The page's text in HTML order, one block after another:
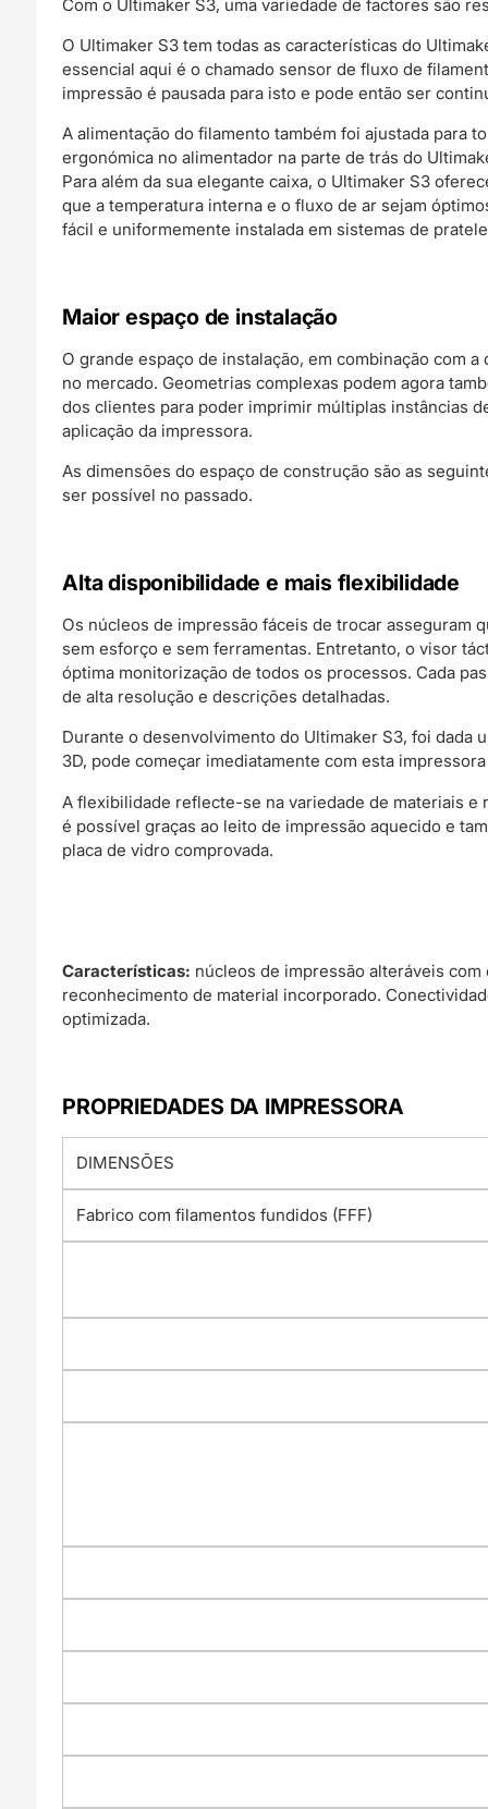
Com o Ultimaker S3, uma variedade de factores são
O Ultimaker S3 tem todas as características do
essencial aqui é o chamado sensor de fluxo de
impressão é pausada para isto e pode então ser
A alimentação do filamento também foi ajustada para
ergonómica no alimentador na parte de trás do
Para além da sua elegante caixa, o Ultimaker S3
que a temperatura interna e o fluxo de ar sejam
fácil e uniformemente instalada em sistemas de
Maior espaço de instalação
O grande espaço de instalação, em combinação com
no mercado. Geometrias complexas podem agora
dos clientes para poder imprimir múltiplas instâncias
aplicação da impressora.
As dimensões do espaço de construção são as
ser possível no passado.
Alta disponibilidade e mais flexibilidade
Os núcleos de impressão fáceis de trocar asseguram
sem esforço e sem ferramentas. Entretanto, o visor
óptima monitorização de todos os processos. Cada
de alta resolução e descrições detalhadas.
Durante o desenvolvimento do Ultimaker S3, foi dada
3D, pode começar imediatamente com esta
A flexibilidade reflecte-se na variedade de materiais e
é possível graças ao leito de impressão aquecido e
placa de vidro comprovada.
Características: núcleos de impressão alteráveis
reconhecimento de material incorporado.
optimizada.
PROPRIEDADES DA IMPRESSORA
Fabrico com filamentos fundidos (FFF)
DIMENSÕES